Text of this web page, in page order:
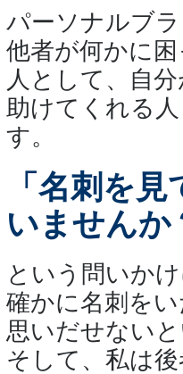
パーソナルブ
他者が何かに
人として、自
助けてくれる
す。
「名刺を
いませんか
という問いか
確かに名刺を
思いだせない
そして、私は